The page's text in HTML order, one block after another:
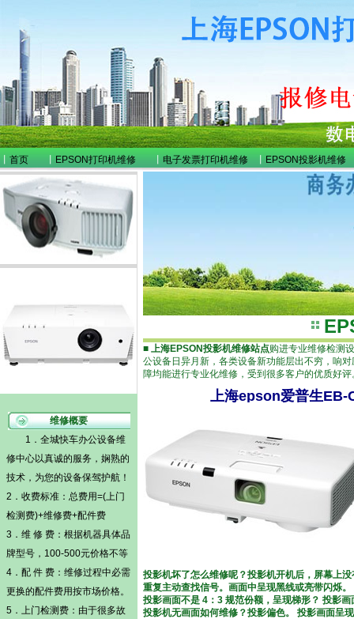
首页 EPSON打印机维修 电子发票打印机维修 EPSON投影机维修
维修概要
1．全城快车办公设备维
修中心以真诚的服务，娴熟的
技术，为您的设备保驾护航！
2．收费标准：总费用=(上门
检测费)+维修费+配件费
3．维 修 费：根据机器具体品
牌型号，100-500元价格不等
4．配 件 费：维修过程中必需
更换的配件费用按市场价格。
5． 上门检测费 ：由于很多故
■ 上海EPSON投影机维修站点购进专业维修检测
公设备日异月新，各类设备新功能层出不穷，响
障均能进行专业化维修，受到很多客户的优质好评
上海epson爱普生EB-
投影机坏了怎么维修呢？投影机开机后，屏幕上
重复主动查找信号。画面中呈现黑线或亮带闪烁
投影画面不是 4：3 规范份额，呈现梯形？ 投影
投影机无画面如何维修？投影偏色。 投影画面呈